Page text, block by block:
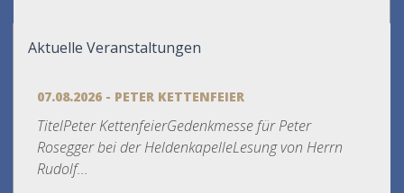
Aktuelle Veranstaltungen
07.08.2026 - PETER KETTENFEIER
TitelPeter KettenfeierGedenkmesse für Peter
Rosegger bei der HeldenkapelleLesung von Herrn
Rudolf...